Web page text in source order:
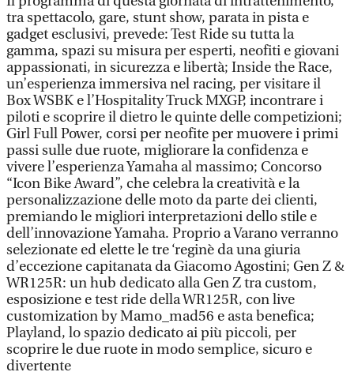
tra spettacolo, gare, stunt show, parata in pista e
gadget esclusivi, prevede: Test Ride su tutta la
gamma, spazi su misura per esperti, neofiti e giovani
appassionati, in sicurezza e libertà; Inside the Race,
un’esperienza immersiva nel racing, per visitare il
Box WSBK e l’Hospitality Truck MXGP, incontrare i
piloti e scoprire il dietro le quinte delle competizioni;
Girl Full Power, corsi per neofite per muovere i primi
passi sulle due ruote, migliorare la confidenza e
vivere l’esperienza Yamaha al massimo; Concorso
“Icon Bike Award”, che celebra la creatività e la
personalizzazione delle moto da parte dei clienti,
premiando le migliori interpretazioni dello stile e
dell’innovazione Yamaha. Proprio a Varano verranno
selezionate ed elette le tre ‘reginè da una giuria
d’eccezione capitanata da Giacomo Agostini; Gen Z &
WR125R: un hub dedicato alla Gen Z tra custom,
esposizione e test ride della WR125R, con live
customization by Mamo_mad56 e asta benefica;
Playland, lo spazio dedicato ai più piccoli, per
scoprire le due ruote in modo semplice, sicuro e
divertente